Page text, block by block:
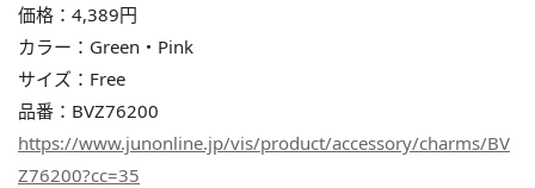
価格：4,389円
カラー：Green・Pink
サイズ：Free
品番：BVZ76200
https://www.junonline.jp/vis/product/accessory/charms/BV
Z76200?cc=35